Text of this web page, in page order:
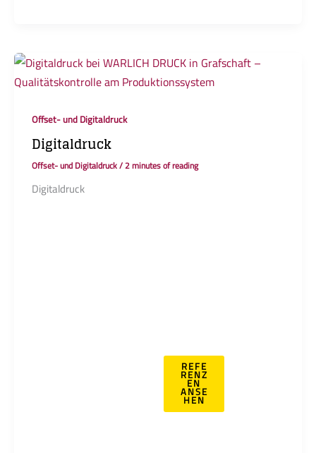
Offset- und Digitaldruck
Digitaldruck
Offset- und Digitaldruck/2 minutes of reading
Digital­druck
REFE
RENZ
EN
ANSE
HEN